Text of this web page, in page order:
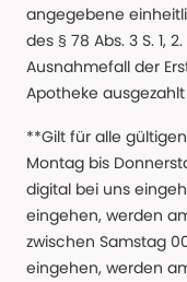
angegebene
des § 78 Abs. 3 S. 1,
Ausnahmefall der
Apotheke
**Gilt für alle
Montag bis
digital bei uns
eingehen, werden
zwischen Samstag
eingehen, werden